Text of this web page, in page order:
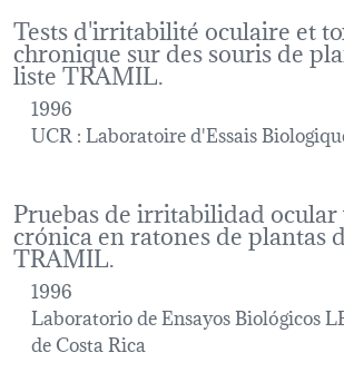
Tests d'irritabilité oculaire et
chronique sur des souris de
liste TRAMIL.
1996
UCR : Laboratoire d'Essais
Pruebas de irritabilidad
crónica en ratones de plantas
TRAMIL.
1996
Laboratorio de Ensayos Biológicos
de Costa Rica